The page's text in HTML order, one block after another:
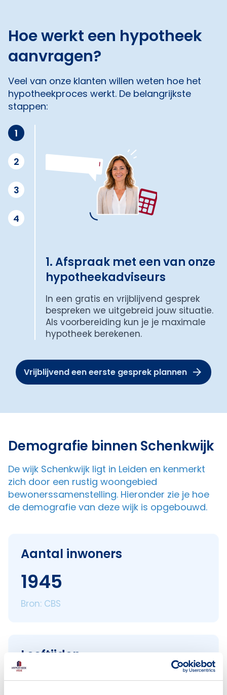
Hoe werkt een hypotheek
aanvragen?
Veel van onze klanten willen weten hoe het
hypotheekproces werkt. De belangrijkste
stappen:
1
2
3
4
1. Afspraak met een van onze
hypotheekadviseurs
In een gratis en vrijblijvend gesprek
bespreken we uitgebreid jouw situatie.
Als voorbereiding kun je je maximale
hypotheek berekenen.
Vrijblijvend een eerste gesprek plannen
Demografie binnen Schenkwijk
De wijk Schenkwijk ligt in Leiden en kenmerkt
zich door een rustig woongebied
bewonerssamenstelling. Hieronder zie je hoe
de demografie van deze wijk is opgebouwd.
Aantal inwoners
1945
Bron: CBS
Leeftijden
< 18 jaar
311